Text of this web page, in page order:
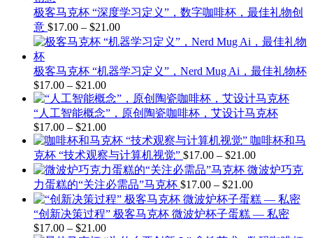
$21.00
围：
$17.00
至
极客马克杯 “深度学习定义”，数字咖啡杯，最佳礼物创
意 $17.00 – $21.00价
格
围：
至
$21.00
极客马克杯 “机器学习定义”，Nerd Mug Ai，最佳礼物杯
$17.00 – $21.00价
格
范
围：
$17.00
至
$21.00
“人工智能概念”，原创陶瓷咖啡杯，艾设计马克杯
$17.00 – $21.00价
格
范
围：
$17.00
至
$21.00
咖啡杯和马
克杯 “技术观察与计算机视觉” $17.00 – $21.00价
格
围：
$17.00
微波炉巧克
力蛋糕的“关注必需品”马克杯 $17.00 – $21.00价
格
范
“创新决策过程” 极客马克杯 微波炉杯子蛋糕 — 私密
$17.00 – $21.00价